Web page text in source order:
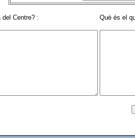
Centre? : Què és el